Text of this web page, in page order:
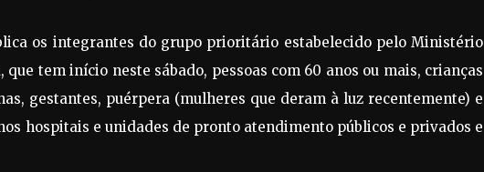
os integrantes do grupo prioritário estabelecido pelo Ministério
tem início neste sábado, pessoas com 60 anos ou mais, crianças
gestantes, puérpera (mulheres que deram à luz recentemente) e
hospitais e unidades de pronto atendimento públicos e privados e